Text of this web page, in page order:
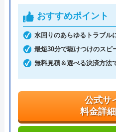
ずは電話相談をしてみる
おすすめポイントとして
は240万件以上と豊富な実
おすすめポイント
水回りのあらゆるトラブル
最短30分で駆けつけのスピ
無料見積＆選べる決済方法
公式サ
料金詳